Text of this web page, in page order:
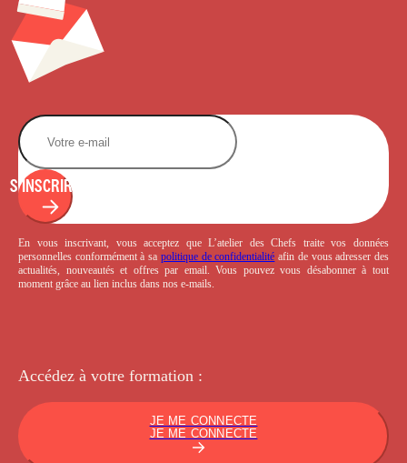
S'INSCRIRE
En vous inscrivant, vous acceptez que L’atelier des Chefs traite vos données
personnelles conformément à sa politique de confidentialité afin de vous adresser des
actualités, nouveautés et offres par email. Vous pouvez vous désabonner à tout
moment grâce au lien inclus dans nos e-mails.
Accédez à votre formation :
JE ME CONNECTE
JE ME CONNECTE